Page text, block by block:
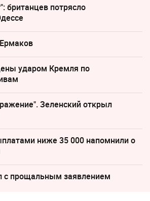
британцев потрясло
ударом Кремля по
Зеленский открыл
ниже 35 000 напомнили о
с прощальным заявлением